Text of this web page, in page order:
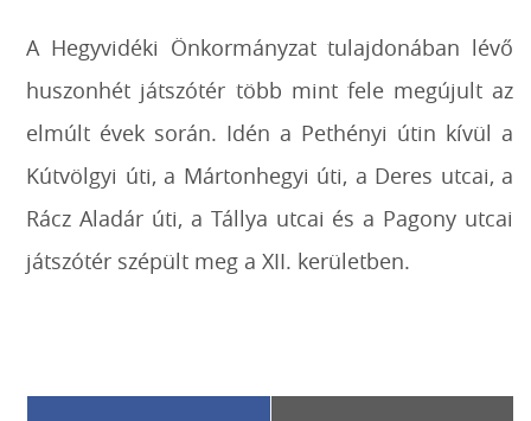
A Hegyvidéki Önkormányzat tulajdonában lévő
huszonhét játszótér több mint fele megújult az
elmúlt évek során. Idén a Pethényi útin kívül a
Kútvölgyi úti, a Mártonhegyi úti, a Deres utcai, a
Rácz Aladár úti, a Tállya utcai és a Pagony utcai
játszótér szépült meg a XII. kerületben.